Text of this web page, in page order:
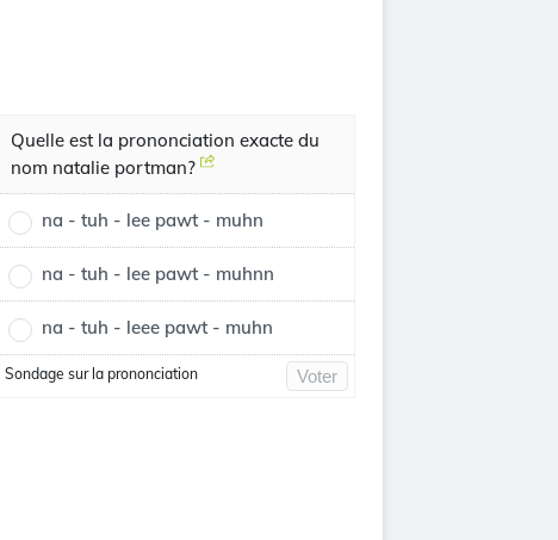
Quelle est la prononciation exacte du
nom natalie portman?
na - tuh - lee pawt - muhn
na - tuh - lee pawt - muhnn
na - tuh - leee pawt - muhn
Sondage sur la prononciation Voter